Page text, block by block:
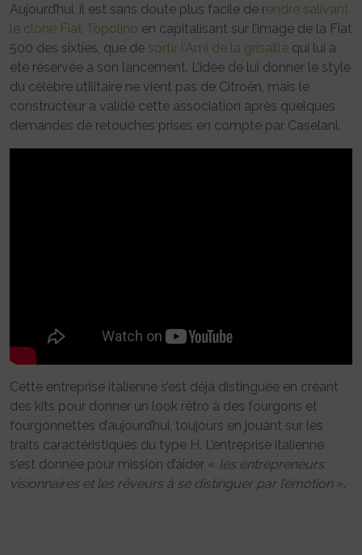
Aujourd’hui, il est sans doute plus facile de rendre salivant
le clone Fiat Topolino en capitalisant sur l’image de la Fiat
500 des sixties, que de sortir l’Ami de la grisaille qui lui a
été réservée à son lancement. L’idée de lui donner le style
du célèbre utilitaire ne vient pas de Citroën, mais le
constructeur a validé cette association après quelques
demandes de retouches prises en compte par Caselani.
Cette entreprise italienne s’est déjà distinguée en créant
des kits pour donner un look rétro à des fourgons et
fourgonnettes d’aujourd’hui, toujours en jouant sur les
traits caractéristiques du type H. L’entreprise italienne
s’est donnée pour mission d’aider « les entrepreneurs
visionnaires et les rêveurs à se distinguer par l’émotion».